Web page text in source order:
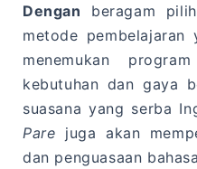
Dengan beragam
metode
menemukan
kebutuhan dan gaya
suasana yang serba
Pare juga akan
dan penguasaan